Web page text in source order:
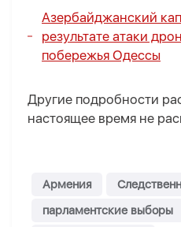
Азербайджанский
результате атаки
побережья Одессы
Другие подробности
настоящее время не
Армения
парламентские выборы